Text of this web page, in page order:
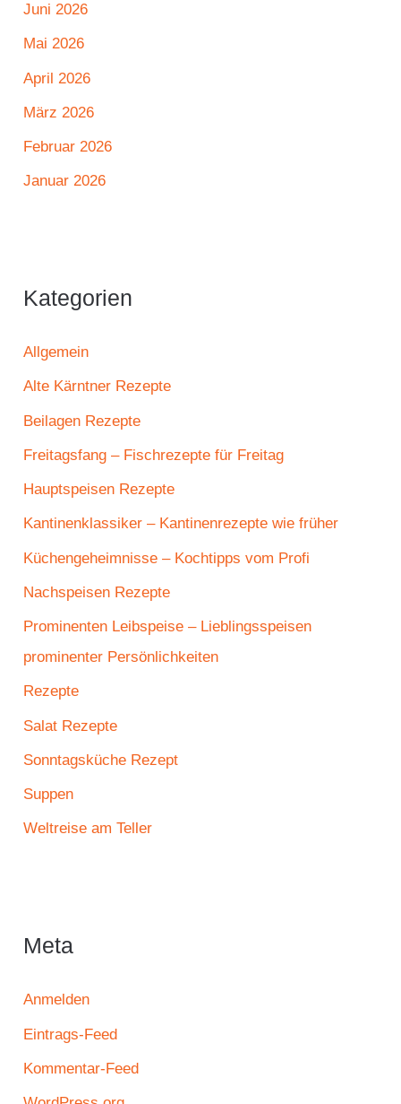
Juni 2026
Mai 2026
April 2026
März 2026
Februar 2026
Januar 2026
Kategorien
Allgemein
Alte Kärntner Rezepte
Beilagen Rezepte
Freitagsfang – Fischrezepte für Freitag
Hauptspeisen Rezepte
Kantinenklassiker – Kantinenrezepte wie früher
Küchengeheimnisse – Kochtipps vom Profi
Nachspeisen Rezepte
Prominenten Leibspeise – Lieblingsspeisen
prominenter Persönlichkeiten
Rezepte
Salat Rezepte
Sonntagsküche Rezept
Suppen
Weltreise am Teller
Meta
Anmelden
Eintrags-Feed
Kommentar-Feed